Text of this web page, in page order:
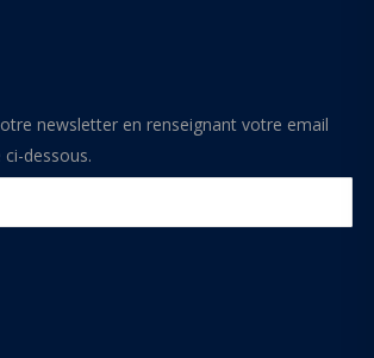
newsletter en renseignant votre email
dessous.